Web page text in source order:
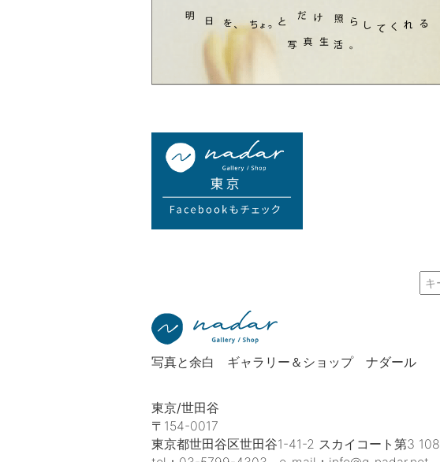
写真と余白 ギャラリー＆ショップ ナダール
東京/世田谷
〒154-0017
東京都世田谷区世田谷1-41-2 スカイコート第3 108